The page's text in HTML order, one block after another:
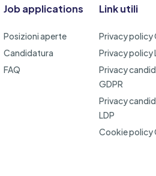
Job applications
Posizioni aperte
Candidatura
FAQ
Link utili
Privacy policy
Privacy policy
Privacy
GDPR
Privacy
LDP
Cookie policy